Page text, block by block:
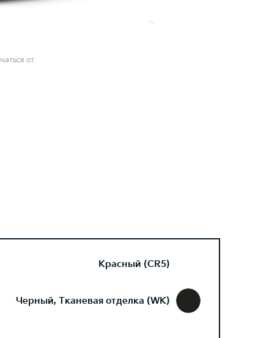
от
Красный (CR5)
Черный, Тканевая отделка (WK)